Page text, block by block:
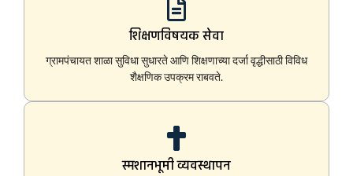
शिक्षणविषयक सेवा
ग्रामपंचायत शाळा सुविधा सुधारते आणि शिक्षणाच्या दर्जा वृद्धीसाठी विविध
शैक्षणिक उपक्रम राबवते.
स्मशानभूमी व्यवस्थापन